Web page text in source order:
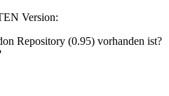
Version:
Repository (0.95) vorhanden ist?